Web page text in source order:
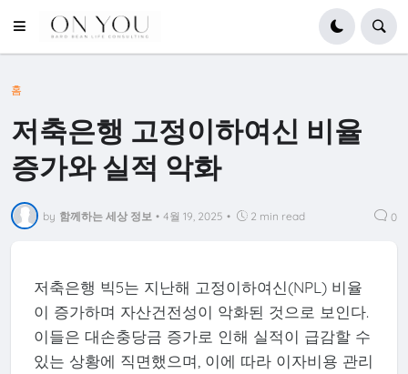
홈
저축은행 고정이하여신 비율
증가와 실적 악화
by 함께하는 세상 정보 • 4월 19, 2025 • 2 min read 0
저축은행 빅5는 지난해 고정이하여신(NPL) 비율
이 증가하며 자산건전성이 악화된 것으로 보인다.
이들은 대손충당금 증가로 인해 실적이 급감할 수
있는 상황에 직면했으며, 이에 따라 이자비용 관리